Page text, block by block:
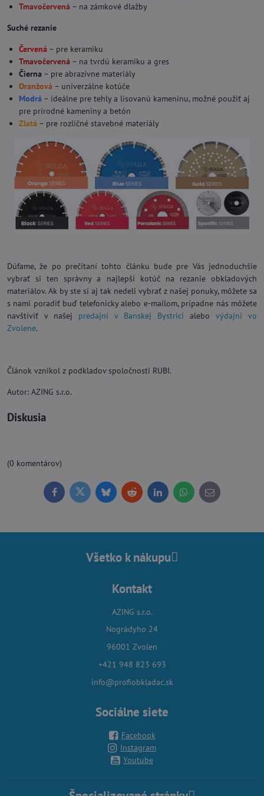
Tmavočervená – na zámkové dlažby
Suché rezanie
Červená – pre keramiku
Tmavočervená – na tvrdú keramiku a gres
Čierna – pre abrazívne materiály
Oranžová – univerzálne kotúče
Modrá – ideálne pre tehly a lisovanú kameninu, možné použiť aj
pre prírodné kameniny a betón
Zlatá – pre rozličné stavebné materiály
Dúfame, že po prečítaní tohto článku bude pre Vás jednoduchšie
vybrať si ten správny a najlepší kotúč na rezanie obkladových
materiálov. Ak by ste si aj tak nedeli vybrať z našej ponuky, môžete sa
s nami poradiť buď telefonicky alebo e-mailom, prípadne nás môžete
navštíviť v našej predajni v Banskej Bystrici alebo výdajni vo
Zvolene.
Článok vznikol z podkladov spoločnosti RUBI.
Autor: AZING s.r.o.
Diskusia
(0 komentárov)
FacebookTwitterBlueskyReddit LinkedInWhatsApp
E-
mail
Všetko k nákupu
Kontakt
AZING s.r.o.
Nográdyho 24
96001 Zvolen
+421 948 823 693
info@profiobkladac.sk
Sociálne siete
Facebook
Instagram
Youtube